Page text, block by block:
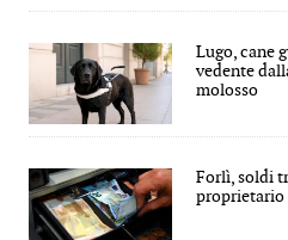
Lugo, cane
vedente
molosso
Forlì, soldi
proprietario